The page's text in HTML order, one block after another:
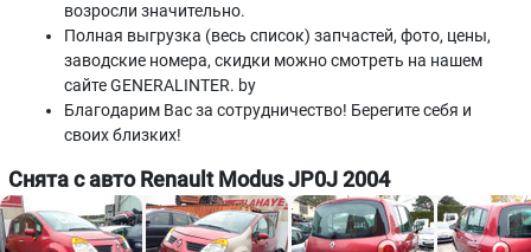
возросли значительно.
Полная выгрузка (весь список) запчастей, фото, цены,
заводские номера, скидки можно смотреть на нашем
сайте GENERALINTER. by
Благодарим Вас за сотрудничество! Берегите себя и
своих близких!
Снята с авто Renault Modus JP0J 2004